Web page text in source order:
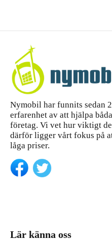
Nymobil har funnits sedan
erfarenhet av att hjälpa
företag. Vi vet hur viktigt
därför ligger vårt fokus på
låga priser.
Lär känna oss